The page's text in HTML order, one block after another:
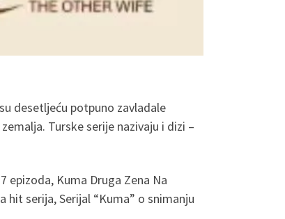
desetljeću potpuno zavladale
Turske serije nazivaju i dizi –
epizoda, Kuma Druga Zena Na
hit serija, Serijal “Kuma” o snimanju